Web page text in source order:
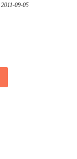
2011-09-05